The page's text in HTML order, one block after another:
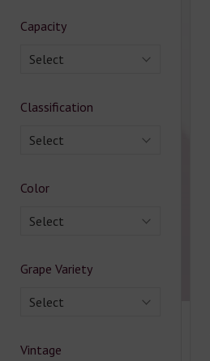
Capacity
Select
Classification
Select
Color
Select
Grape Variety
Select
Vintage